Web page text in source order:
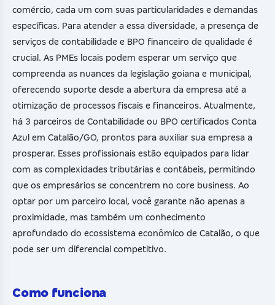
comércio, cada um com suas particularidades e demandas
específicas. Para atender a essa diversidade, a presença de
serviços de contabilidade e BPO financeiro de qualidade é
crucial. As PMEs locais podem esperar um serviço que
compreenda as nuances da legislação goiana e municipal,
oferecendo suporte desde a abertura da empresa até a
otimização de processos fiscais e financeiros. Atualmente,
há 3 parceiros de Contabilidade ou BPO certificados Conta
Azul em Catalão/GO, prontos para auxiliar sua empresa a
prosperar. Esses profissionais estão equipados para lidar
com as complexidades tributárias e contábeis, permitindo
que os empresários se concentrem no core business. Ao
optar por um parceiro local, você garante não apenas a
proximidade, mas também um conhecimento
aprofundado do ecossistema econômico de Catalão, o que
pode ser um diferencial competitivo.
Como funciona